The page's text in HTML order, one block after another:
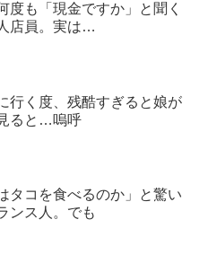
度も「現金ですか」と聞く
店員。実は…
行く度、残酷すぎると娘が
ると…嗚呼
タコを食べるのか」と驚い
ンス人。でも